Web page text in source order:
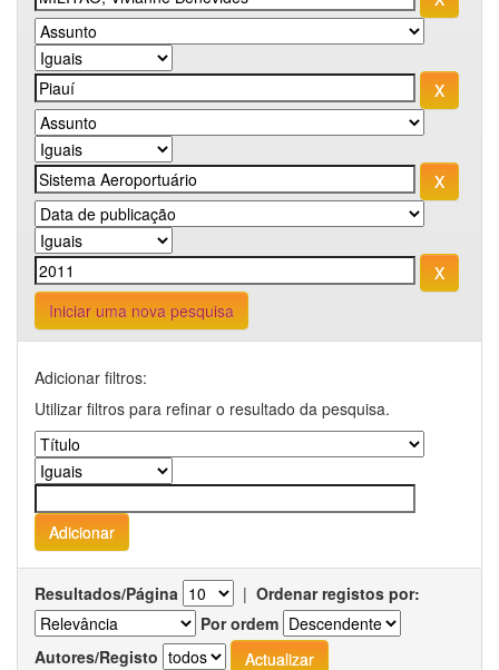
Iniciar uma nova pesquisa
Adicionar filtros:
Utilizar filtros para refinar o resultado da pesquisa.
Resultados/Página | Ordenar registos por:
Por ordem
Autores/Registo